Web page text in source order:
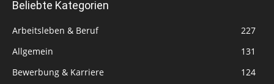
Beliebte Kategorien
Arbeitsleben & Beruf
227
Allgemein
131
Bewerbung & Karriere
124